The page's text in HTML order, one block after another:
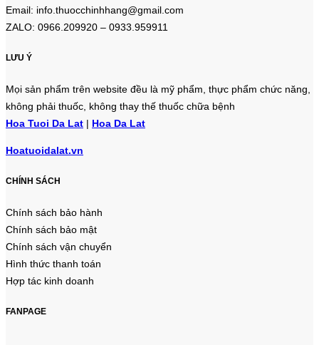
Email: info.thuocchinhhang@gmail.com
ZALO: 0966.209920 – 0933.959911
LƯU Ý
Mọi sản phẩm trên website đều là mỹ phẩm, thực phẩm chức năng,
không phải thuốc, không thay thế thuốc chữa bệnh
Hoa Tuoi Da Lat | Hoa Da Lat
Hoatuoidalat.vn
CHÍNH SÁCH
Chính sách bảo hành
Chính sách bảo mật
Chính sách vận chuyển
Hình thức thanh toán
Hợp tác kinh doanh
FANPAGE